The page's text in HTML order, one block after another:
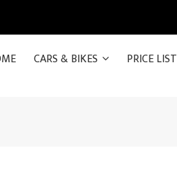
CARS & BIKES PRICE LIST